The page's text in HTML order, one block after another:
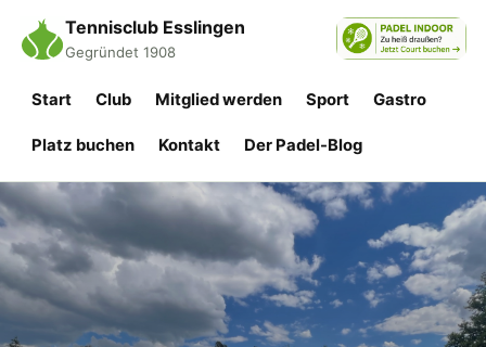
Tennisclub Esslingen
Gegründet 1908
Start Club Mitglied werden Sport Gastro
Platz buchen Kontakt Der Padel-Blog